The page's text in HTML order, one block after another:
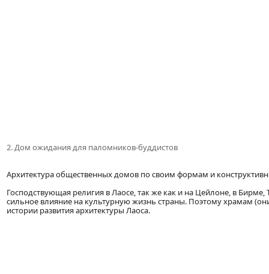
2. Дом ожидания для паломников-буддистов
Архитектура общественных домов по своим формам и
Господствующая религия в Лаосе, так же как и на Цейлоне, в
сильное влияние на культурную жизнь страны. Поэтому храмам
истории развития архитектуры Лаоса.